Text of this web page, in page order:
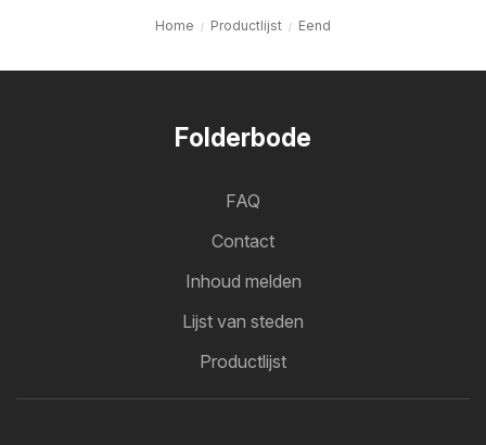
Home Productlijst Eend
Folderbode
FAQ
Contact
Inhoud melden
Lijst van steden
Productlijst